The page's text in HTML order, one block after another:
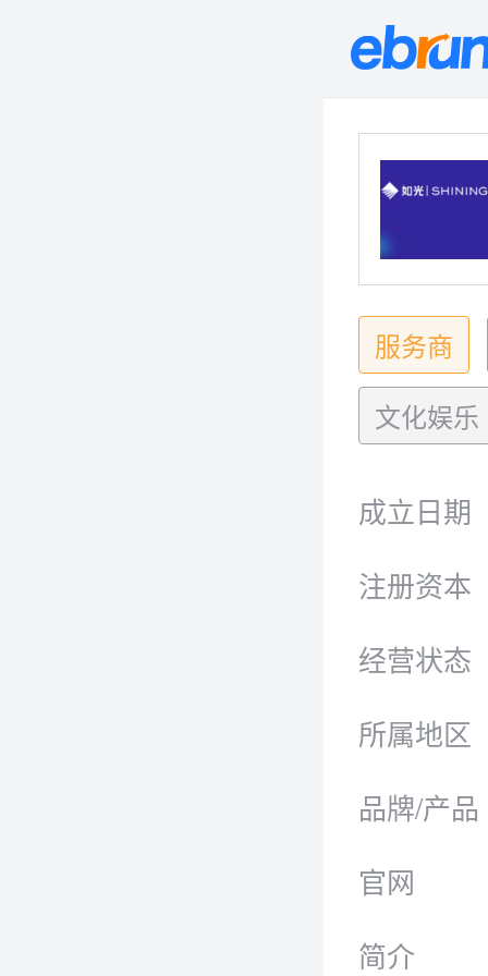
服务商
文化娱乐
成立日期
注册资本
经营状态
所属地区
品牌/产品
官网
简介